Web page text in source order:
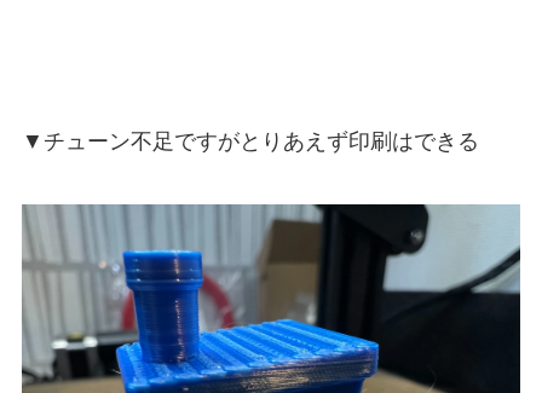
▼チューン不足ですがとりあえず印刷はできる